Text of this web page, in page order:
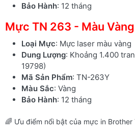
Bảo Hành: 12 tháng
Mực TN 263 - Màu
Loại Mực: Mực laser màu vàng
Dung Lượng: Khoảng 1.400
19798)
Mã Sản Phẩm: TN-263Y
Màu Sắc: Vàng
Bảo Hành: 12 tháng
🌈 Ưu điểm nổi bật của mực in